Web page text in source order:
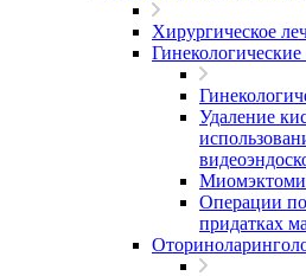
Хирургическое
Удаление
Операции
придатках